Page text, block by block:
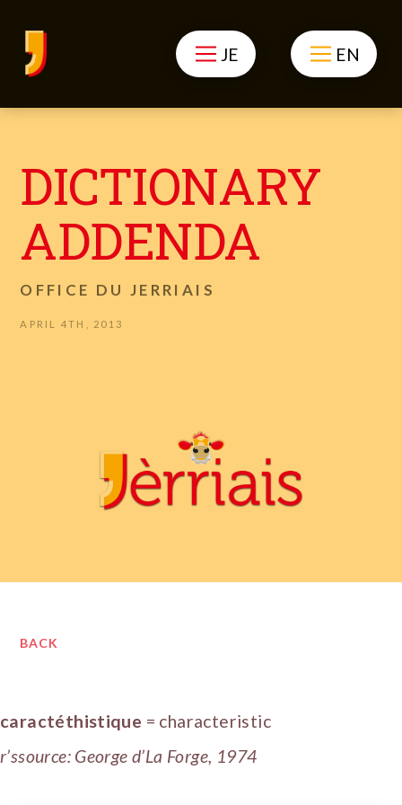
JE EN
DICTIONARY
ADDENDA
OFFICE DU JERRIAIS
APRIL 4TH, 2013
BACK
caractéthistique = characteristic
r’ssource: George d’La Forge, 1974